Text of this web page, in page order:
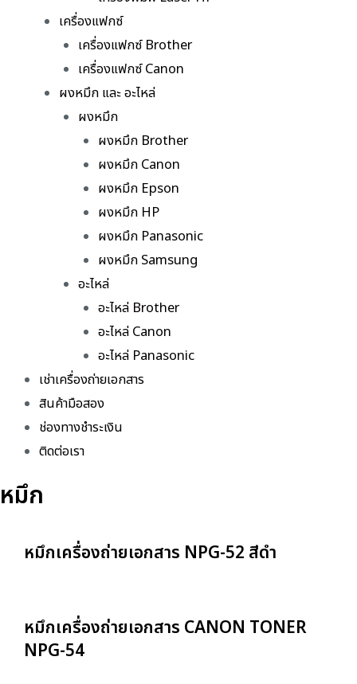
เครื่องแฟกซ์
เครื่องแฟกซ์ Brother
เครื่องแฟกซ์ Canon
ผงหมึก และ อะไหล่
ผงหมึก
ผงหมึก Brother
ผงหมึก Canon
ผงหมึก Epson
ผงหมึก HP
ผงหมึก Panasonic
ผงหมึก Samsung
อะไหล่
อะไหล่ Brother
อะไหล่ Canon
อะไหล่ Panasonic
เช่าเครื่องถ่ายเอกสาร
สินค้ามือสอง
ช่องทางชำระเงิน
ติดต่อเรา
หมึก
หมึกเครื่องถ่ายเอกสาร NPG-52 สีดำ
หมึกเครื่องถ่ายเอกสาร CANON TONER
NPG-54